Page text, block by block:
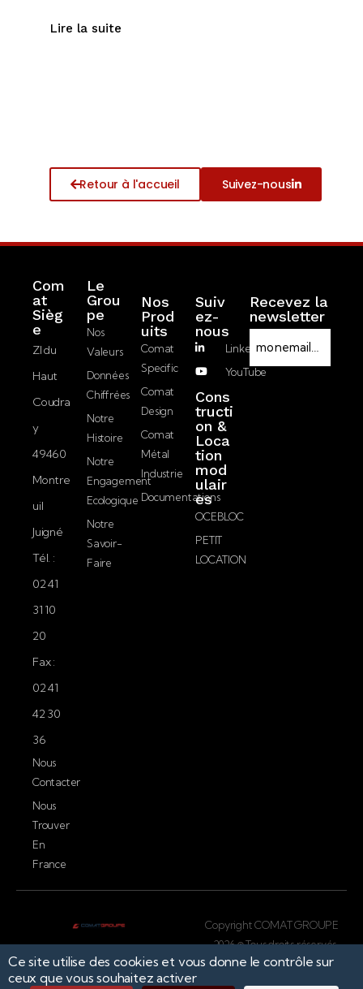
Lire la suite
Retour à l'accueil Suivez-nous
Com
at
Sièg
e
ZI du
Haut
Coudra
y
49460
Montre
uil
Juigné
Tél. :
02 41
31 10
20
Fax :
02 41
42 30
36
Nous
Contacter
Nous
Trouver
En
France
Le
Grou
pe
Nos
Valeurs
Données
Chiffrées
Notre
Histoire
Notre
Engagement
Ecologique
Notre
Savoir-
Faire
Nos
Prod
Uits
Comat
Specific
Comat
Design
Comat
Métal
Industrie
Documentations
Suiv
ez-
nous
LinkedIn
YouTube
Cons
tructi
on &
Loca
tion
mod
ulair
es
OCEBLOC
PETIT
LOCATION
Recevez la
newsletter
mail
RGPD
Copyright COMAT GROUPE
2026 © Tous droits réservés.
Conception par
Ce site utilise des cookies et vous donne le contrôle sur
ceux que vous souhaitez activer